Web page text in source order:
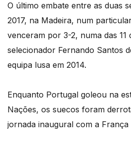
O último embate entre as duas
2017, na Madeira, num
venceram por 3-2, numa das
selecionador Fernando Santos
equipa lusa em 2014.
Enquanto Portugal goleou na
Nações, os suecos foram
jornada inaugural com a França